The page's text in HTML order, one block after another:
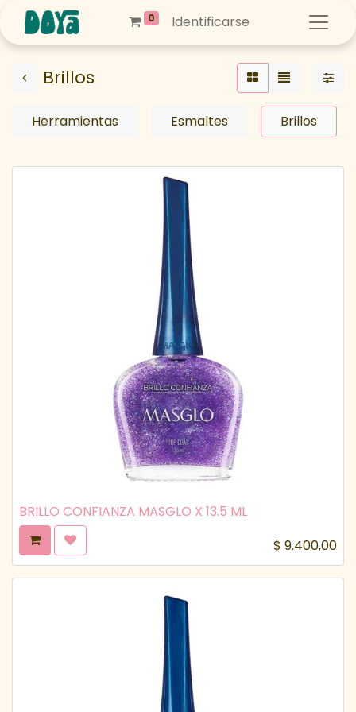
0 Identificarse
Brillos
Herramientas Esmaltes Brillos
BRILLO CONFIANZA MASGLO X 13.5 ML
$ 9.400,00